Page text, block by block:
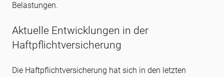
Belastungen.
Aktuelle Entwicklungen in der
Haftpflichtversicherung
Die Haftpflichtversicherung hat sich in den letzten